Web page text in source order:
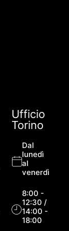
Ufficio
Torino
Dal
lunedì
al
venerdì
8:00 -
12:30 /
14:00 -
18:00